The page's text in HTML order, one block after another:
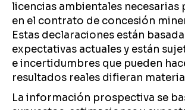
licencias ambientales necesarias
en el contrato de concesión
Estas declaraciones están
expectativas actuales y están
e incertidumbres que pueden
resultados reales difieran
La información prospectiva se